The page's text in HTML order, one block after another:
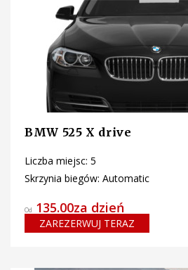
BMW 525 X drive
Liczba miejsc: 5
Skrzynia biegów: Automatic
Od 135.00za dzień
ZAREZERWUJ TERAZ